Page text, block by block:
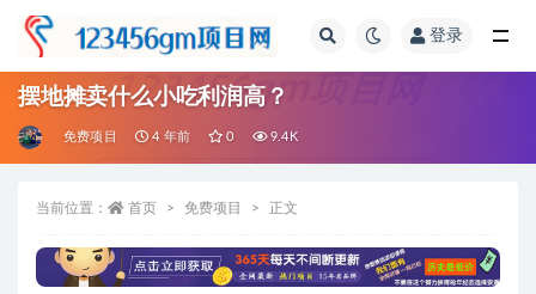
登录
摆地摊卖什么小吃利润高？
免费项目 4 年前 0 9.4K
当前位置： 首页 免费项目 正文